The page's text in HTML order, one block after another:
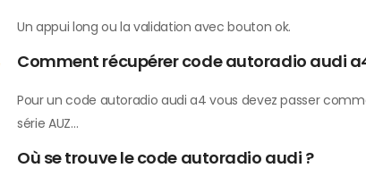
Un appui long ou la validation avec bouton ok.
Comment récupérer code autoradio audi
Pour un code autoradio audi a4 vous devez passer
série AUZ…
Où se trouve le code autoradio audi ?